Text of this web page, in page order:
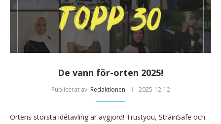
De vann för-orten 2025!
Publicerat av: Redaktionen 2025-12-12
Ortens största idétävling är avgjord! Trustyou, StrainSafe och